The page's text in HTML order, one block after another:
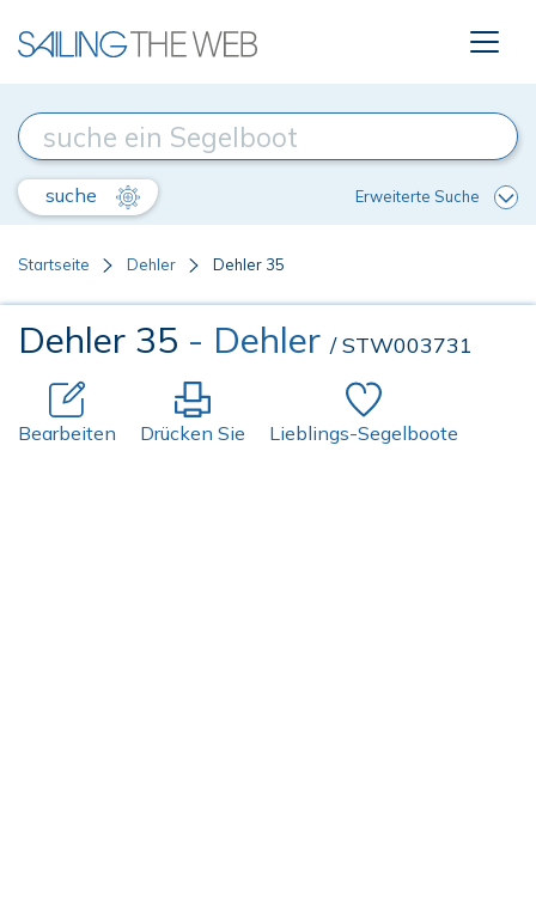
suche Erweiterte Suche
Startseite Dehler Dehler 35
Dehler 35 - Dehler / STW003731
Bearbeiten Drücken Sie Lieblings-Segelboote